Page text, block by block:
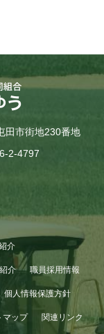
市街地230番地
2-4797
介
介 職員採用情報
個人情報保護方針
マップ 関連リンク